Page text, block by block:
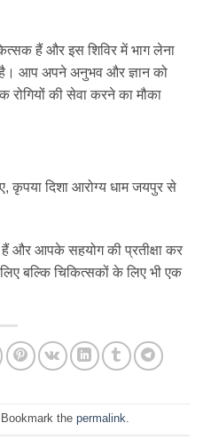
हैं और इस शिविर में भाग लेना
है। आप अपने अनुभव और ज्ञान को
की सेवा करने का मौका
कृपया दिशा आरोग्य धाम जयपुर से
और आपके सहयोग की प्रतीक्षा कर
बल्कि चिकित्सकों के लिए भी एक
the permalink.